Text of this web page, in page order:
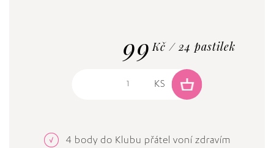
99 Kč / 24 pastilek
4 body do Klubu přátel voní zdravím